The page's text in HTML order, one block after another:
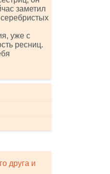
заметил
уже с
ресниц.
друга и